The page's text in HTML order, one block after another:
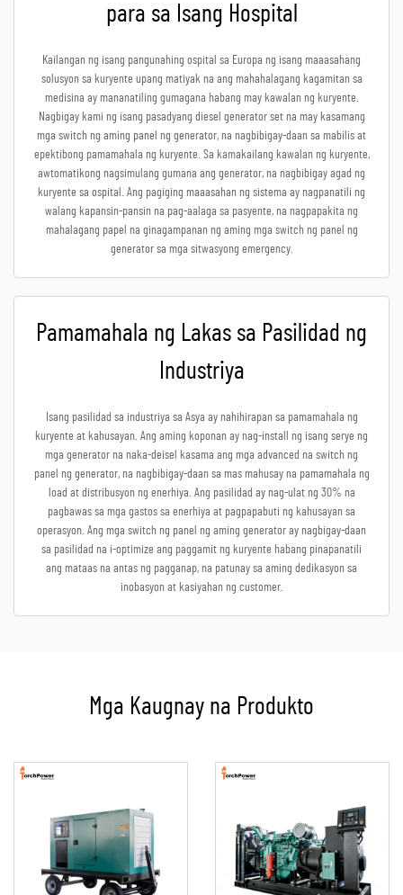
para sa Isang Hospital
Kailangan ng isang pangunahing ospital sa Europa ng isang maaasahang
solusyon sa kuryente upang matiyak na ang mahahalagang kagamitan sa
medisina ay mananatiling gumagana habang may kawalan ng kuryente.
Nagbigay kami ng isang pasadyang diesel generator set na may kasamang
mga switch ng aming panel ng generator, na nagbibigay-daan sa mabilis at
epektibong pamamahala ng kuryente. Sa kamakailang kawalan ng kuryente,
awtomatikong nagsimulang gumana ang generator, na nagbibigay agad ng
kuryente sa ospital. Ang pagiging maaasahan ng sistema ay nagpanatili ng
walang kapansin-pansin na pag-aalaga sa pasyente, na nagpapakita ng
mahalagang papel na ginagampanan ng aming mga switch ng panel ng
generator sa mga sitwasyong emergency.
Pamamahala ng Lakas sa Pasilidad ng
Industriya
Isang pasilidad sa industriya sa Asya ay nahihirapan sa pamamahala ng
kuryente at kahusayan. Ang aming koponan ay nag-install ng isang serye ng
mga generator na naka-deisel kasama ang mga advanced na switch ng
panel ng generator, na nagbibigay-daan sa mas mahusay na pamamahala ng
load at distribusyon ng enerhiya. Ang pasilidad ay nag-ulat ng 30% na
pagbawas sa mga gastos sa enerhiya at pagpapabuti ng kahusayan sa
operasyon. Ang mga switch ng panel ng aming generator ay nagbigay-daan
sa pasilidad na i-optimize ang paggamit ng kuryente habang pinapanatili
ang mataas na antas ng pagganap, na patunay sa aming dedikasyon sa
inobasyon at kasiyahan ng customer.
Mga Kaugnay na Produkto